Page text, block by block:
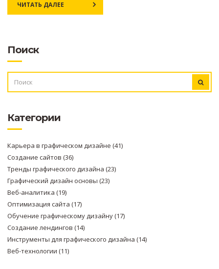
ЧИТАТЬ ДАЛЕЕ
Поиск
Категории
Карьера в графическом дизайне (41)
Создание сайтов (36)
Тренды графического дизайна (23)
Графический дизайн основы (23)
Веб-аналитика (19)
Оптимизация сайта (17)
Обучение графическому дизайну(17)
Создание лендингов (14)
Инструменты для графического дизайна (14)
Веб-технологии (11)